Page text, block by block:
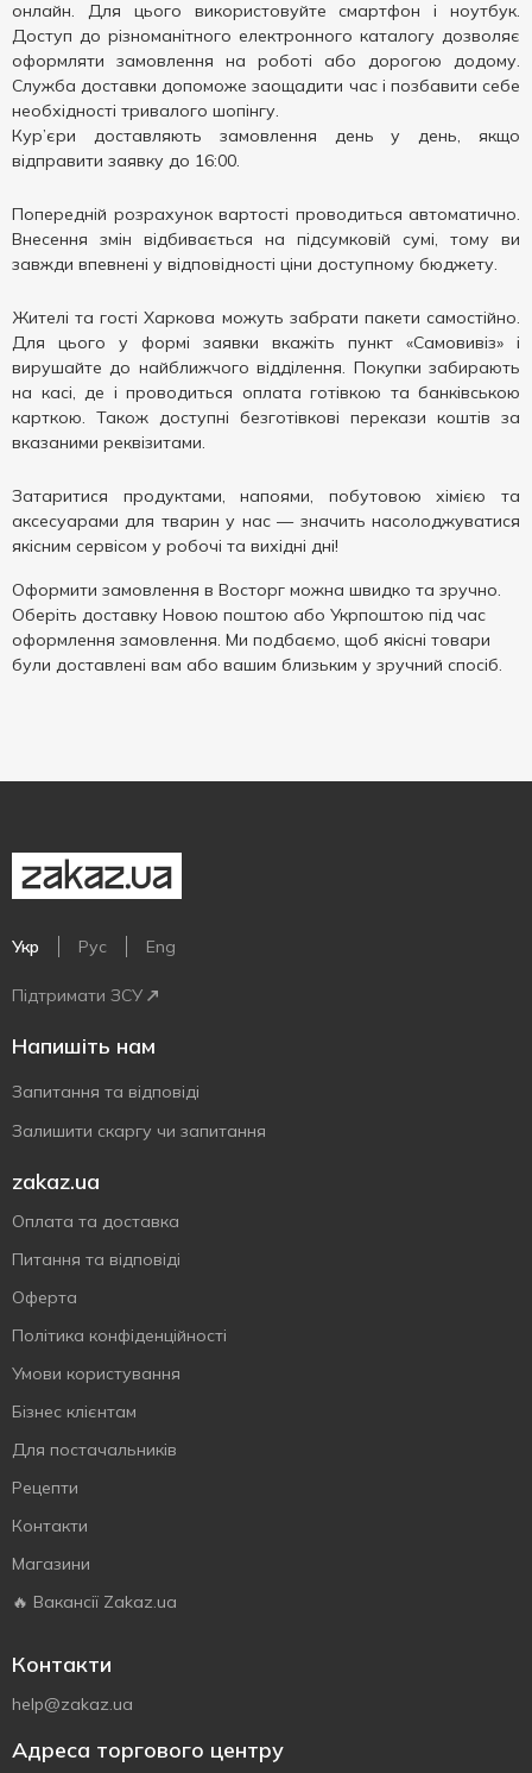
онлайн. Для цього використовуйте смартфон і ноутбук.
Доступ до різноманітного електронного каталогу дозволяє
оформляти замовлення на роботі або дорогою додому.
Служба доставки допоможе заощадити час і позбавити себе
необхідності тривалого шопінгу.
Кур’єри доставляють замовлення день у день, якщо
відправити заявку до 16:00.
Попередній розрахунок вартості проводиться автоматично.
Внесення змін відбивається на підсумковій сумі, тому ви
завжди впевнені у відповідності ціни доступному бюджету.
Жителі та гості Харкова можуть забрати пакети самостійно.
Для цього у формі заявки вкажіть пункт «Самовивіз» і
вирушайте до найближчого відділення. Покупки забирають
на касі, де і проводиться оплата готівкою та банківською
карткою. Також доступні безготівкові перекази коштів за
вказаними реквізитами.
Затаритися продуктами, напоями, побутовою хімією та
аксесуарами для тварин у нас — значить насолоджуватися
якісним сервісом у робочі та вихідні дні!
Оформити замовлення в Восторг можна швидко та зручно.
Оберіть доставку Новою поштою або Укрпоштою під час
оформлення замовлення. Ми подбаємо, щоб якісні товари
були доставлені вам або вашим близьким у зручний спосіб.
Укр Рус Eng
Підтримати ЗСУ
Напишіть нам
Запитання та відповіді
Залишити скаргу чи запитання
zakaz.ua
Оплата та доставка
Питання та відповіді
Оферта
Політика конфіденційності
Умови користування
Бізнес клієнтам
Для постачальників
Рецепти
Контакти
Магазини
🔥 Вакансії Zakaz.ua
Контакти
help@zakaz.ua
Адреса торгового центру